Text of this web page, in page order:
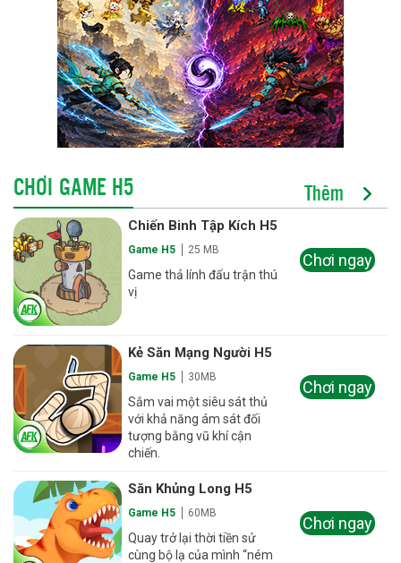
CHƠI GAME H5 Thêm
Chiến Binh Tập Kích H5
Game H5 25 MB
Game thả lính đấu trận thú
vị
Chơi ngay
Kẻ Săn Mạng Người H5
Game H5 30MB
Sắm vai một siêu sát thủ
với khả năng ám sát đối
tượng bằng vũ khí cận
chiến.
Chơi ngay
Săn Khủng Long H5
Game H5 60MB
Quay trở lại thời tiền sử
cùng bộ lạ của mình “ném
Chơi ngay